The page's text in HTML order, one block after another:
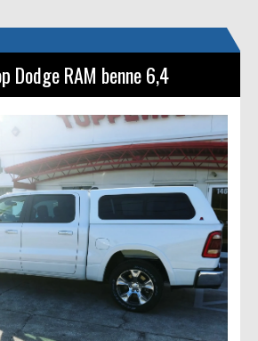
Dodge RAM benne 6,4